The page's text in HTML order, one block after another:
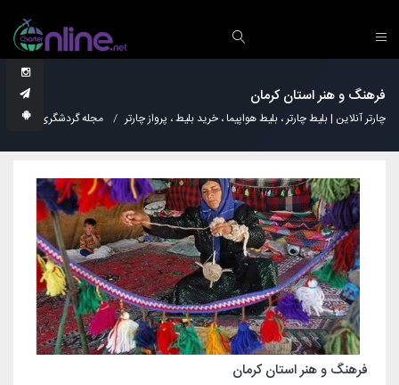
فرهنگ و هنر استان کرمان
چارتر آنلاین | بلیط چارتر ، بلیط هواپیما ، خرید بلیط ، پرواز چارتر مجله گردشگری
فرهنگ و هنر استان کرمان